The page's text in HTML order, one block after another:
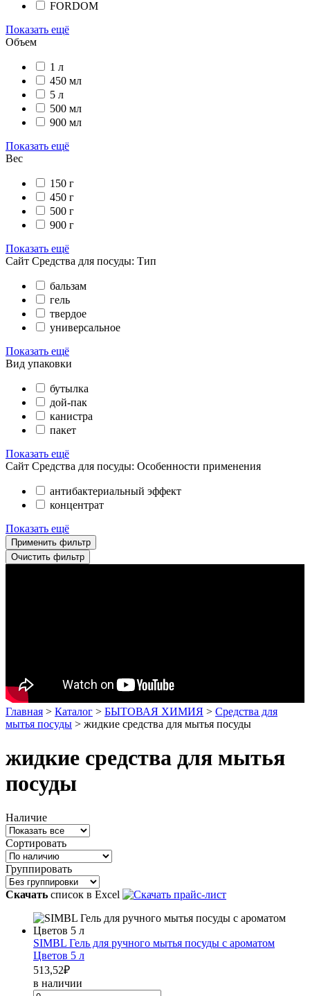
FORDOM
Показать ещё
Объем
1 л
450 мл
5 л
500 мл
900 мл
Показать ещё
Вес
150 г
450 г
500 г
900 г
Показать ещё
Сайт Средства для посуды: Тип
бальзам
гель
твердое
универсальное
Показать ещё
Вид упаковки
бутылка
дой-пак
канистра
пакет
Показать ещё
Сайт Средства для посуды: Особенности применения
антибактериальный эффект
концентрат
Показать ещё
Главная > Каталог > БЫТОВАЯ ХИМИЯ > Средства для
мытья посуды > жидкие средства для мытья посуды
жидкие средства для мытья
посуды
Наличие
Сортировать
Группировать
Скачать список в Excel
SIMBL Гель для ручного мытья посуды с ароматом
Цветов 5 л
513,52₽
в наличии